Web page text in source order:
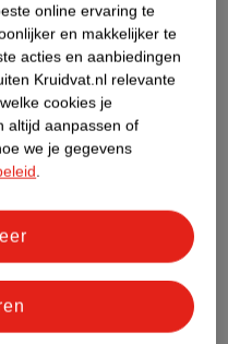
(nog) geen Nature
online ervaring te
en makkelijker te
acties en aanbiedingen
Kruidvat.nl relevante
cookies je
altijd aanpassen of
we je gegevens
.